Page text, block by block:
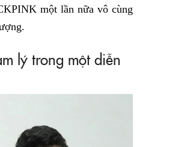
một lần nữa vô cùng
lý trong một diễn